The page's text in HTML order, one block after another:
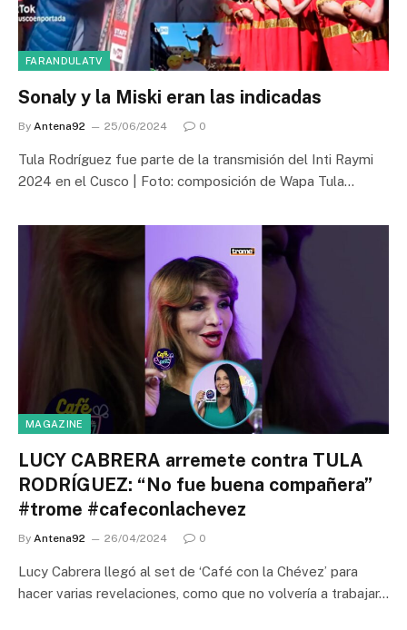
FARANDULATV
Sonaly y la Miski eran las indicadas
By Antena92 25/06/2024 0
Tula Rodríguez fue parte de la transmisión del Inti Raymi
2024 en el Cusco | Foto: composición de Wapa Tula…
MAGAZINE
LUCY CABRERA arremete contra TULA
RODRÍGUEZ: “No fue buena compañera”
#trome #cafeconlachevez
By Antena92 26/04/2024 0
Lucy Cabrera llegó al set de ‘Café con la Chévez’ para
hacer varias revelaciones, como que no volvería a trabajar…